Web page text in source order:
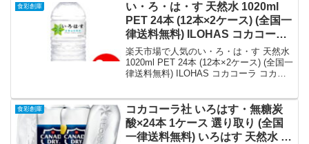
食彩創庫
い・ろ・は・す 天然水 1020ml
PET 24本 (12本×2ケース) (全国一
律送料無料) ILOHAS コカコーラ
コカ・コーラ ミネラルウォータ
ー 水｜価格・送料・ポイント還
元まとめ
楽天市場で人気のい・ろ・は・す 天然水
1020ml PET 24本 (12本×2ケース) (全国一
律送料無料) ILOHAS コカコーラ コカ・
別・ポイント1倍）。実ユーザーレビュー
0件・平均評価0の商品情報・購入方法ま
とめ。
食彩創庫
コカコーラ社 いろはす・無糖炭
酸×24本 1ケース 選り取り (全国
一律送料無料) いろはす 天然水 コ